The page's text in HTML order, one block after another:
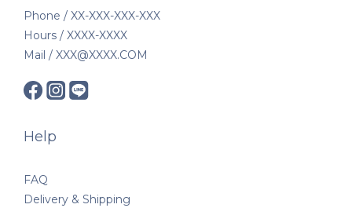
Phone / XX-XXX-XXX-XXX
Hours / XXXX-XXXX
Mail / XXX@XXXX.COM
Help
FAQ
Delivery & Shipping